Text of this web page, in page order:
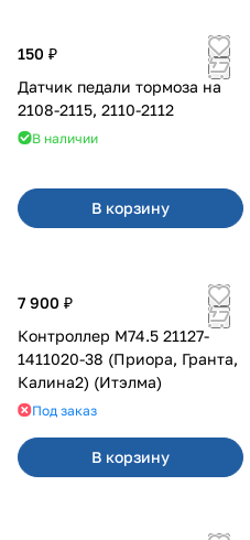
150 ₽
Датчик педали тормоза на
2108-2115, 2110-2112
В наличии
В корзину
7 900 ₽
Контроллер М74.5 21127-
1411020-38 (Приора, Гранта,
Калина2) (Итэлма)
Под заказ
В корзину